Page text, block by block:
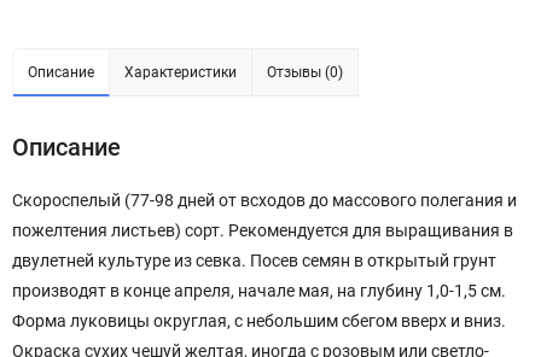
Описание Характеристики Отзывы (0)
Описание
Скороспелый (77-98 дней от всходов до массового полегания и
пожелтения листьев) сорт. Рекомендуется для выращивания в
двулетней культуре из севка. Посев семян в открытый грунт
производят в конце апреля, начале мая, на глубину 1,0-1,5 см.
Форма луковицы округлая, с небольшим сбегом вверх и вниз.
Окраска сухих чешуй желтая, иногда с розовым или светло-